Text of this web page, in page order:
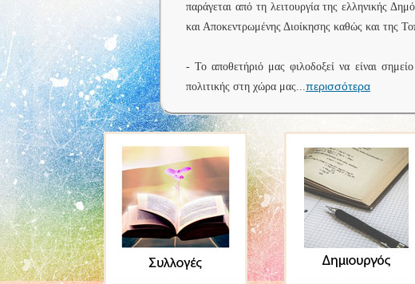
παράγεται από τη λειτουργία της ελληνικής
και Αποκεντρωμένης Διοίκησης καθώς και της
- Το αποθετήριό μας φιλοδοξεί να είναι
πολιτικής στη χώρα μας...περισσότερα